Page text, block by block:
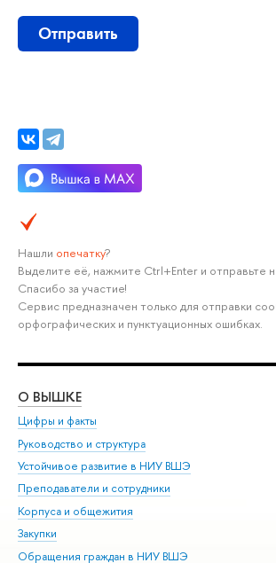
Отправить
Нашли опечатку?
ыделите её, нажмите Ctrl+Enter и отправьте
Спасибо за участие!
Сервис предназначен только для отправки
орфографических и пунктуационных ошибках.
О ВЫШКЕ
Цифры и факты
Руководство и структура
Устойчивое развитие в НИУ ВШЭ
Преподаватели и сотрудники
Корпуса и общежития
Закупки
Обращения граждан в НИУ ВШЭ